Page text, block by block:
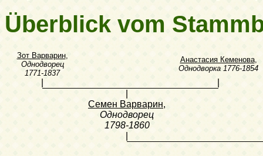
Überblick vom
Зот Варварин,
Однодворец
1771-1837
Анастасия Кеменова,
Однодворка 1776-1854
Семен Варварин,
Однодворец
1798-1860